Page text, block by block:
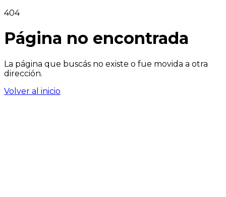
404
Página no encontrada
La página que buscás no existe o fue movida a otra
dirección.
Volver al inicio